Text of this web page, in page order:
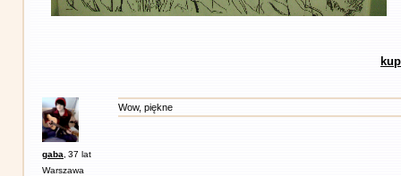
gaba 37 lat
Warszawa
Wow, piękne